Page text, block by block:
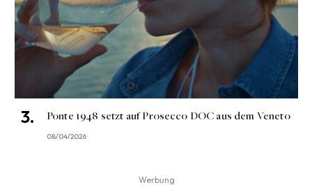
Ponte 1948 setzt auf Prosecco DOC aus dem Veneto
08/04/2026
Werbung